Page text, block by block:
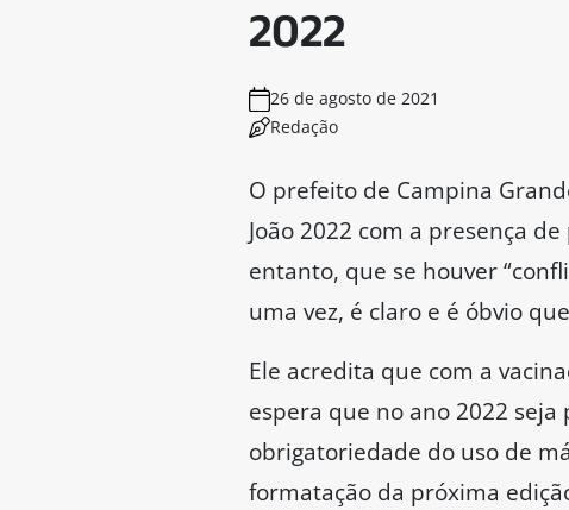
2022
26 de agosto de 2021
Redação
O prefeito de Campina
João 2022 com a presença
entanto, que se houver
uma vez, é claro e é óbvio
Ele acredita que com a
espera que no ano 2022
obrigatoriedade do uso de
formatação da próxima